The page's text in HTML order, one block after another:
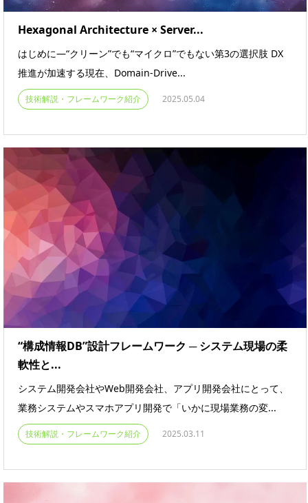
Hexagonal Architecture × Server...
はじめに—“クリーン”でも“マイクロ”でもない第3の選択肢 DX
推進が加速する現在、Domain-Drive...
技術解説・フレームワーク紹介 2025.05.04
“構成情報DB”設計フレームワーク ─ システム現場の柔
軟性と...
システム開発会社やWeb開発会社、アプリ開発会社にとって、
業務システムやスマホアプリ開発で「いかに現場業務の変...
技術解説・フレームワーク紹介 2025.03.11